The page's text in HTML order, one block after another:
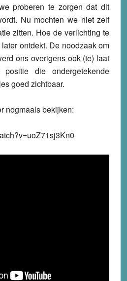
proberen te zorgen dat dit
Nu mochten we niet zelf
zitten. Hoe de verlichting te
ontdekt. De noodzaak om
ons overigens ook (te) laat
die ondergetekende
goed zichtbaar.
nogmaals bekijken: